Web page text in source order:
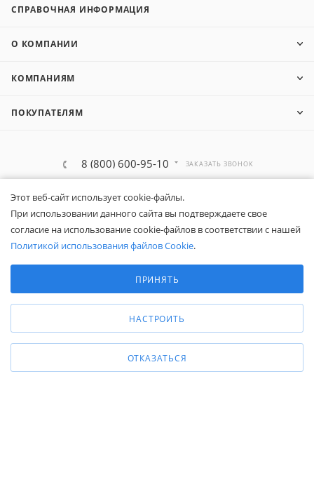
СПРАВОЧНАЯ ИНФОРМАЦИЯ
О КОМПАНИИ
КОМПАНИЯМ
ПОКУПАТЕЛЯМ
8 (800) 600-95-10 ЗАКАЗАТЬ ЗВОНОК
г. Москва, ул. Промышленная, д. 11
Этот веб-сайт использует cookie-файлы.
При использовании данного сайта вы подтверждаете свое
согласие на использование cookie-файлов в соответствии с нашей
Политикой использования файлов Cookie.
Аналитические/Функциональные
ПРИНЯТЬ
НАСТРОИТЬ
ОТКАЗАТЬСЯ